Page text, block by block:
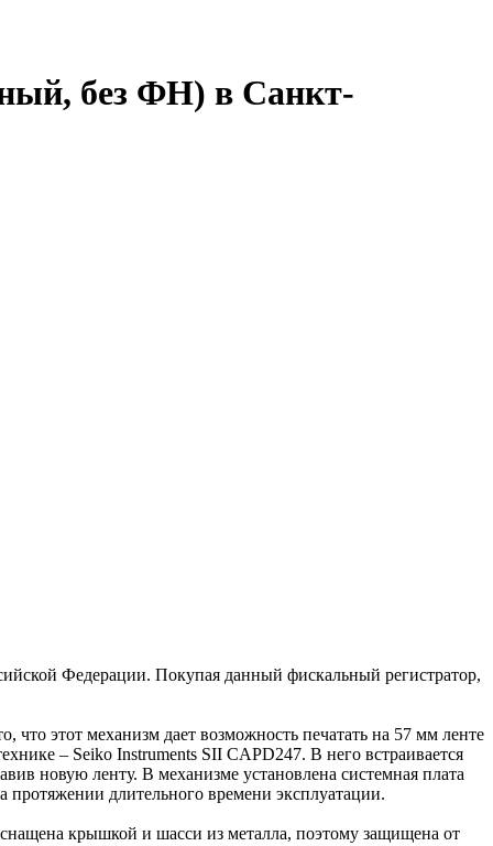
без ФН) в Санкт-
Федерации. Покупая данный фискальный регистратор,
этот механизм дает возможность печатать на 57 мм ленте
– Seiko Instruments SII CAPD247. В него встраивается
новую ленту. В механизме установлена системная плата
длительного времени эксплуатации.
крышкой и шасси из металла, поэтому защищена от